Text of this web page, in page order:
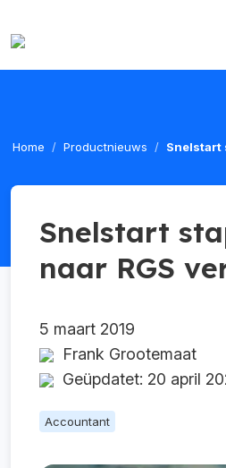
Home Productnieuws Snelstart
Snelstart
naar RGS
5 maart 2019
Frank Grootemaat
Geüpdatet: 20 april
Accountant